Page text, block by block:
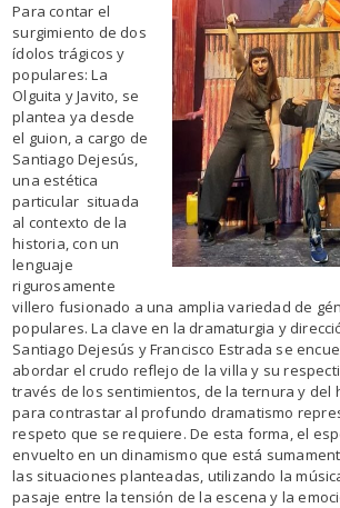
Para contar el
surgimiento de dos
ídolos trágicos y
populares: La
Olguita y Javito, se
plantea ya desde
el guion, a cargo de
Santiago Dejesús,
una estética
particular situada
al contexto de la
historia, con un
lenguaje
rigurosamente
villero fusionado a una amplia variedad de
populares. La clave en la dramaturgia y
Santiago Dejesús y Francisco Estrada se
abordar el crudo reflejo de la villa y su
través de los sentimientos, de la ternura y del
para contrastar al profundo dramatismo
respeto que se requiere. De esta forma, el
envuelto en un dinamismo que está
las situaciones planteadas, utilizando la
pasaje entre la tensión de la escena y la